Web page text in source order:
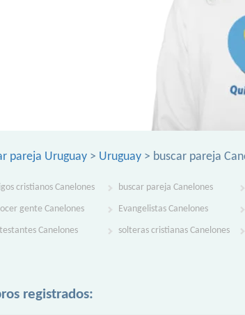
pareja Uruguay > Uruguay > buscar pareja
cristianos Canelones buscar pareja Canelones
gente Canelones Evangelistas Canelones
Canelones solteras cristianas Canelones
registrados: